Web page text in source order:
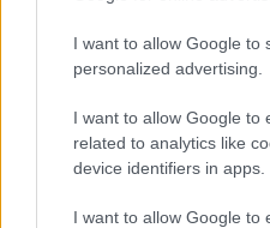
I want to allow Google to
personalized advertising.
I want to allow Google to
related to analytics like
device identifiers in apps.
I want to allow Google to
e imballi può abbattere
l’elaborazione audio e
con sorgenti diverse.